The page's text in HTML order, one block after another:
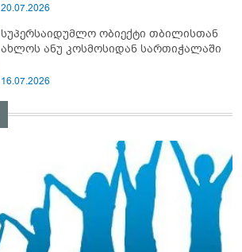
20.07.2026
სუპერსაიდუმლო ობიექტი თბილისთან
ახლოს ანუ კოსმოსიდან სართიჭალაში
16.07.2026